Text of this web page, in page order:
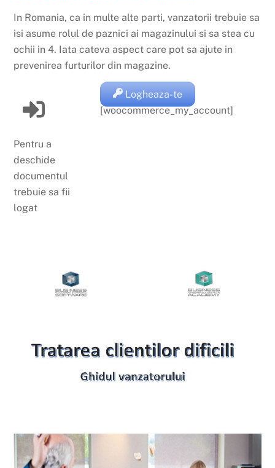
In Romania, ca in multe alte parti, vanzatorii trebuie sa
isi asume rolul de paznici ai magazinului si sa stea cu
ochii in 4. Iata cateva aspect care pot sa ajute in
prevenirea furturilor din magazine.
Pentru a
deschide
documentul
trebuie sa fii
logat
Logheaza-te
[woocommerce_my_account]